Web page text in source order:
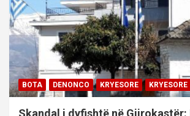
BOTA DENONCO KRYESORE KRYESORE
Skandal i dyfishtë në Gjirokastër: